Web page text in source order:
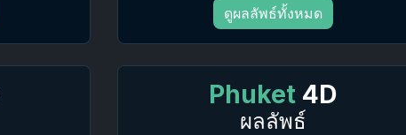
ดูผลลัพธ์ทั้งหมด
Phuket 4D
ผลลัพธ์